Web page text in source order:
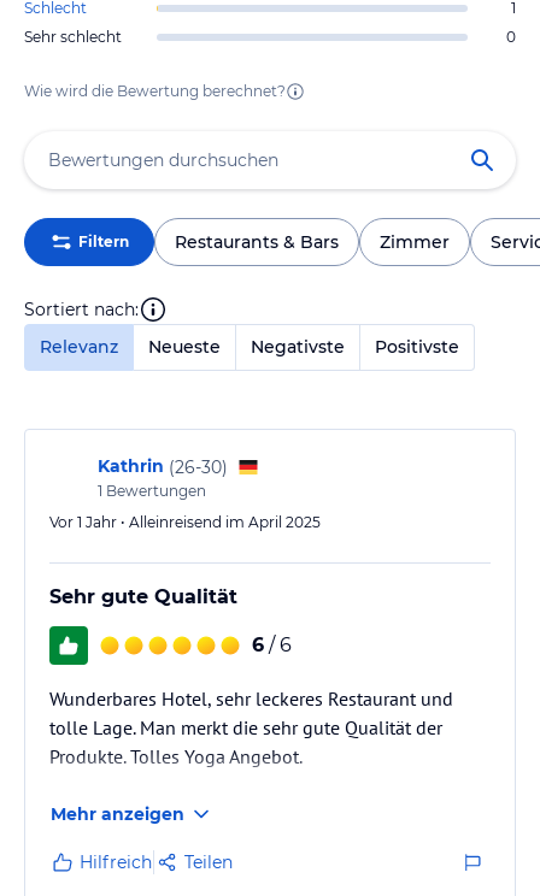
Schlecht
1
Sehr schlecht
0
Wie wird die Bewertung berechnet?
Filtern Restaurants & Bars Zimmer
Sortiert nach:
Relevanz
Neueste Negativste Positivste
Kathrin (26-30)
1 Bewertungen
Vor 1 Jahr • Alleinreisend im April 2025
Sehr gute Qualität
6 / 6
Wunderbares Hotel, sehr leckeres Restaurant und
tolle Lage. Man merkt die sehr gute Qualität der
Produkte. Tolles Yoga Angebot.
Mehr anzeigen
Hilfreich Teilen